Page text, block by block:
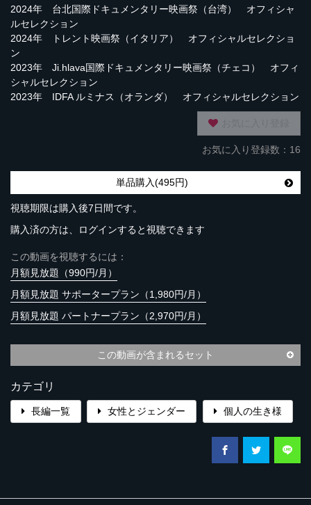
2024年 台北国際ドキュメンタリー映画祭（台湾） オフィシャ
ルセレクション
2024年 トレント映画祭（イタリア） オフィシャルセレクショ
ン
2023年 Ji.hlava国際ドキュメンタリー映画祭（チェコ） オフィ
シャルセレクション
2023年 IDFA ルミナス（オランダ） オフィシャルセレクション
お気に入り登録数：16
単品購入(495円)
視聴期限は購入後7日間です。
購入済の方は、ログインすると視聴できます
この動画を視聴するには：
月額見放題（990円/月）
月額見放題 サポータープラン（1,980円/月）
月額見放題 パートナープラン（2,970円/月）
この動画が含まれるセット
カテゴリ
長編一覧 女性とジェンダー 個人の生き様